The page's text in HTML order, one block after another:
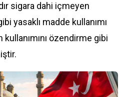
sigara dahi içmeyen
yasaklı madde kullanımı
özendirme gibi